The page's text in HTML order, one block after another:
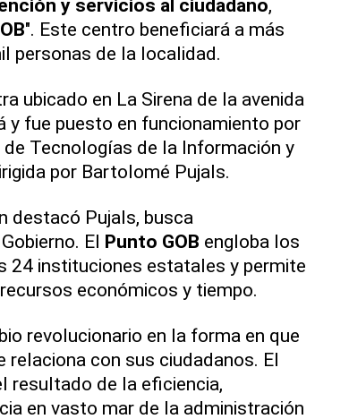
y servicios al ciudadano,
". Este centro beneficiará a más
personas de la localidad.
ubicado en La Sirena de la avenida
y fue puesto en funcionamiento por
Tecnologías de la Información y
por Bartolomé Pujals.
destacó Pujals, busca
El Punto GOB engloba los
24 instituciones estatales y permite
económicos y tiempo.
revolucionario en la forma en que
relaciona con sus ciudadanos. El
resultado de la eficiencia,
en vasto mar de la administración